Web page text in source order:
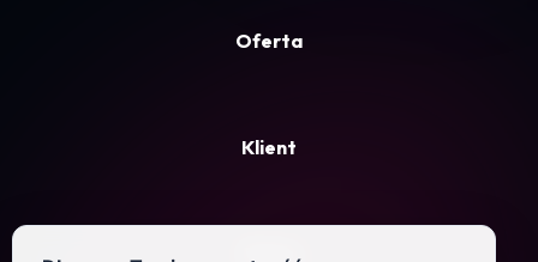
Oferta
Klient
Firma